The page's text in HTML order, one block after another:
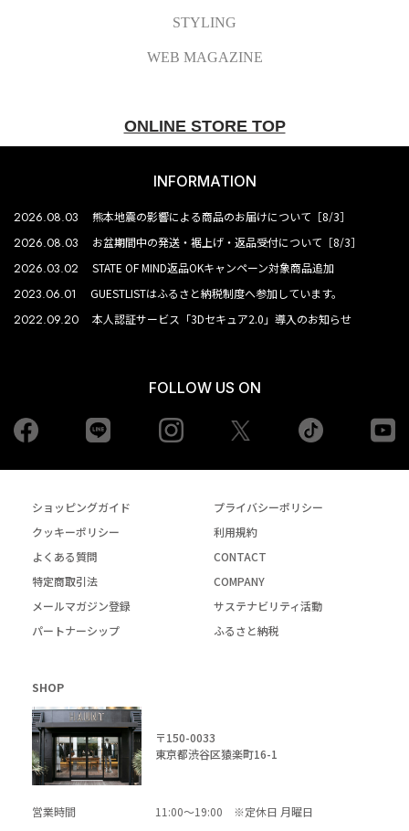
STYLING
WEB MAGAZINE
ONLINE STORE TOP
INFORMATION
2026.08.03 熊本地震の影響による商品のお届けについて［8/3］
2026.08.03 お盆期間中の発送・裾上げ・返品受付について［8/3］
2026.03.02 STATE OF MIND返品OKキャンペーン対象商品追加
2023.06.01 GUESTLISTはふるさと納税制度へ参加しています。
2022.09.20 本人認証サービス「3Dセキュア2.0」導入のお知らせ
FOLLOW US ON
Facebook Instagram tiktok
ショッピングガイド
プライバシーポリシー
クッキーポリシー
利用規約
よくある質問
CONTACT
特定商取引法
COMPANY
メールマガジン登録
サステナビリティ活動
パートナーシップ
ふるさと納税
SHOP
〒150-0033
東京都渋谷区猿楽町16-1
営業時間
11:00～19:00 ※定休日 月曜日